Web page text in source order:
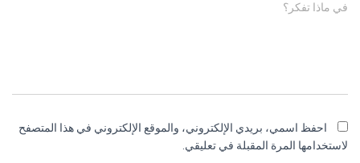
في ماذا تفكر؟
احفظ اسمي، بريدي الإلكتروني، والموقع الإلكتروني في هذا المتصفح
لاستخدامها المرة المقبلة في تعليقي.